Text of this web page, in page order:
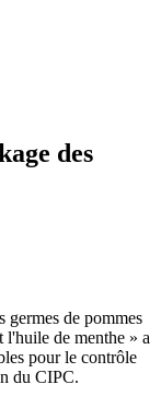
des
de pommes
l'huile de menthe » a
pour le contrôle
du CIPC.